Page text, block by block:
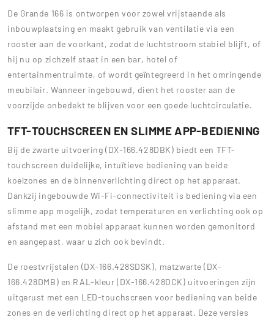
De Grande 166 is ontworpen voor zowel vrijstaande als
inbouwplaatsing en maakt gebruik van ventilatie via een
rooster aan de voorkant, zodat de luchtstroom stabiel blijft, of
hij nu op zichzelf staat in een bar, hotel of
entertainmentruimte, of wordt geïntegreerd in het omringende
meubilair. Wanneer ingebouwd, dient het rooster aan de
voorzijde onbedekt te blijven voor een goede luchtcirculatie.
TFT-TOUCHSCREEN EN SLIMME APP-BEDIENING
Bij de zwarte uitvoering (DX-166.428DBK) biedt een TFT-
touchscreen duidelijke, intuïtieve bediening van beide
koelzones en de binnenverlichting direct op het apparaat.
Dankzij ingebouwde Wi-Fi-connectiviteit is bediening via een
slimme app mogelijk, zodat temperaturen en verlichting ook op
afstand met een mobiel apparaat kunnen worden gemonitord
en aangepast, waar u zich ook bevindt.
De roestvrijstalen (DX-166.428SDSK), matzwarte (DX-
166.428DMB) en RAL-kleur (DX-166.428DCK) uitvoeringen zijn
uitgerust met een LED-touchscreen voor bediening van beide
zones en de verlichting direct op het apparaat. Deze versies